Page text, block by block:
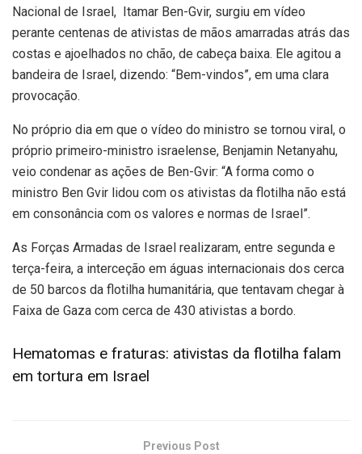
Nacional de Israel, Itamar Ben-Gvir, surgiu em vídeo
perante centenas de ativistas de mãos amarradas atrás das
costas e ajoelhados no chão, de cabeça baixa. Ele agitou a
bandeira de Israel, dizendo: “Bem-vindos”, em uma clara
provocação.
No próprio dia em que o vídeo do ministro se tornou viral, o
próprio primeiro-ministro israelense, Benjamin Netanyahu,
veio condenar as ações de Ben-Gvir: “A forma como o
ministro Ben Gvir lidou com os ativistas da flotilha não está
em consonância com os valores e normas de Israel”.
As Forças Armadas de Israel realizaram, entre segunda e
terça-feira, a interceção em águas internacionais dos cerca
de 50 barcos da flotilha humanitária, que tentavam chegar à
Faixa de Gaza com cerca de 430 ativistas a bordo.
Hematomas e fraturas: ativistas da flotilha falam
em tortura em Israel
Previous Post